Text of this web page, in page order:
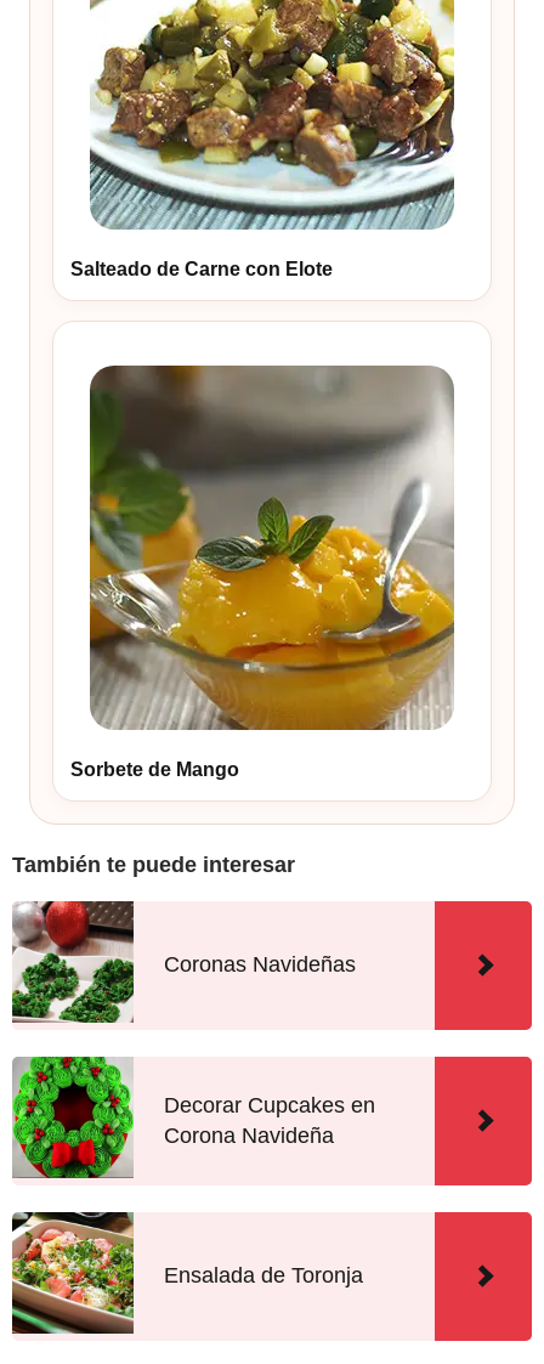
Salteado de Carne con Elote
Sorbete de Mango
También te puede interesar
Coronas Navideñas
Decorar Cupcakes en
Corona Navideña
Ensalada de Toronja